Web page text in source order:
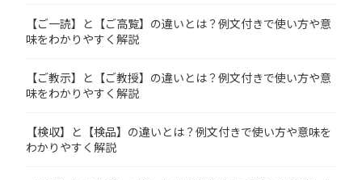
【ご一読】と【ご高覧】の違いとは？例文付きで使い方や意
味をわかりやすく解説
【ご教示】と【ご教授】の違いとは？例文付きで使い方や意
味をわかりやすく解説
【検収】と【検品】の違いとは？例文付きで使い方や意味を
わかりやすく解説